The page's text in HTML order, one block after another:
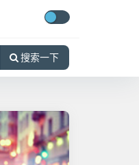
搜索一下